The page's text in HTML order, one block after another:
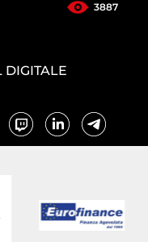
3887
DIGITALE